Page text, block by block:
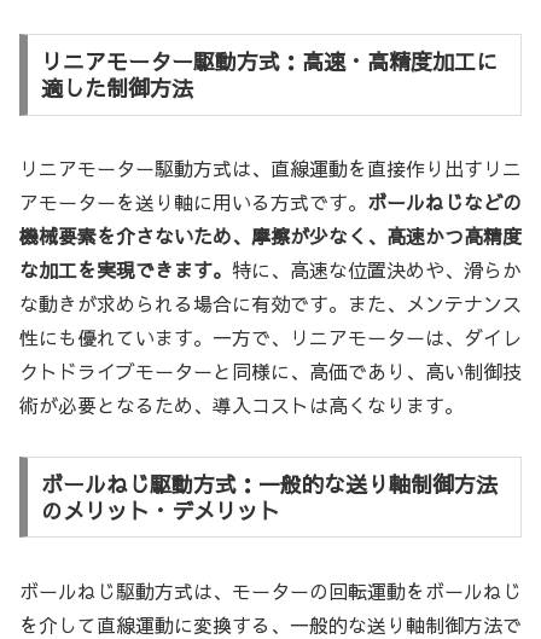
リニアモーター駆動方式：高速・高精度加工に
適した制御方法
リニアモーター駆動方式は、直線運動を直接作り出すリニ
アモーターを送り軸に用いる方式です。 ボールねじなどの
機械要素を介さないため、摩擦が少なく、高速かつ高精度
な加工を実現できます。 特に、高速な位置決めや、滑らか
な動きが求められる場合に有効です。また、メンテナンス
性にも優れています。一方で、リニアモーターは、ダイレ
クトドライブモーターと同様に、高価であり、高い制御技
術が必要となるため、導入コストは高くなります。
ボールねじ駆動方式：一般的な送り軸制御方法
のメリット・デメリット
ボールねじ駆動方式は、モーターの回転運動をボールねじ
を介して直線運動に変換する、一般的な送り軸制御方法で